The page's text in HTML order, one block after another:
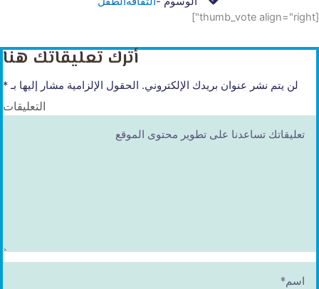
[thumb_vote align="right"]
أترك تعليقاتك هنا
لن يتم نشر عنوان بريدك الإلكتروني. الحقول الإلزامية مشار إليها بـ*
التعليقات